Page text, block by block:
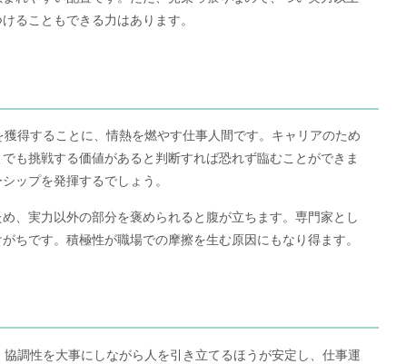
ることもできる力はあります。
得することに、情熱を燃やす仕事人間です。キャリアのため
も挑戦する価値があると判断すれば恐れず臨むことができま
ップを発揮するでしょう。
、実力以外の部分を褒められると腹が立ちます。専門家とし
ちです。積極性が職場での摩擦を生む原因にもなり得ます。
調性を大事にしながら人を引き立てるほうが安定し、仕事運